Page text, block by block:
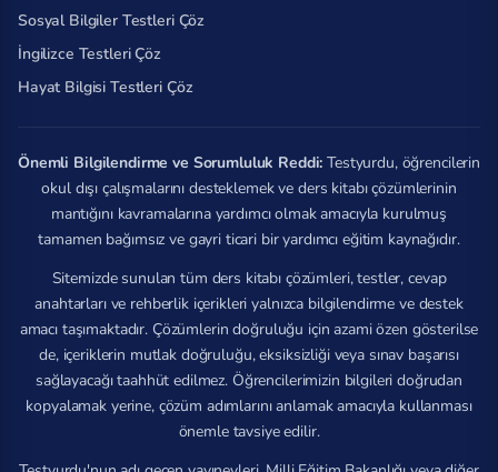
Sosyal Bilgiler Testleri Çöz
İngilizce Testleri Çöz
Hayat Bilgisi Testleri Çöz
Önemli Bilgilendirme ve Sorumluluk Reddi: Testyurdu, öğrencilerin
okul dışı çalışmalarını desteklemek ve ders kitabı çözümlerinin
mantığını kavramalarına yardımcı olmak amacıyla kurulmuş
tamamen bağımsız ve gayri ticari bir yardımcı eğitim kaynağıdır.
Sitemizde sunulan tüm ders kitabı çözümleri, testler, cevap
anahtarları ve rehberlik içerikleri yalnızca bilgilendirme ve destek
amacı taşımaktadır. Çözümlerin doğruluğu için azami özen gösterilse
de, içeriklerin mutlak doğruluğu, eksiksizliği veya sınav başarısı
sağlayacağı taahhüt edilmez. Öğrencilerimizin bilgileri doğrudan
kopyalamak yerine, çözüm adımlarını anlamak amacıyla kullanması
önemle tavsiye edilir.